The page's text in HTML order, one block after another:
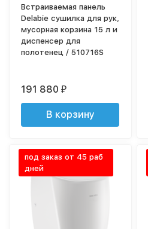
Встраиваемая панель
Delabie сушилка для рук,
мусорная корзина 15 л и
диспенсер для
полотенец / 510716S
191 880₽
В корзину
под заказ от 45 раб
дней